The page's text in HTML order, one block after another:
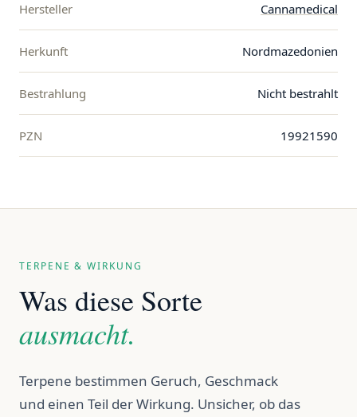
Hersteller Cannamedical
Herkunft Nordmazedonien
Bestrahlung Nicht bestrahlt
PZN 19921590
TERPENE & WIRKUNG
Was diese Sorte
ausmacht.
Terpene bestimmen Geruch, Geschmack
und einen Teil der Wirkung. Unsicher, ob das